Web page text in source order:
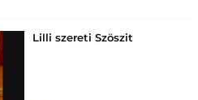
Lilli szereti Szöszit